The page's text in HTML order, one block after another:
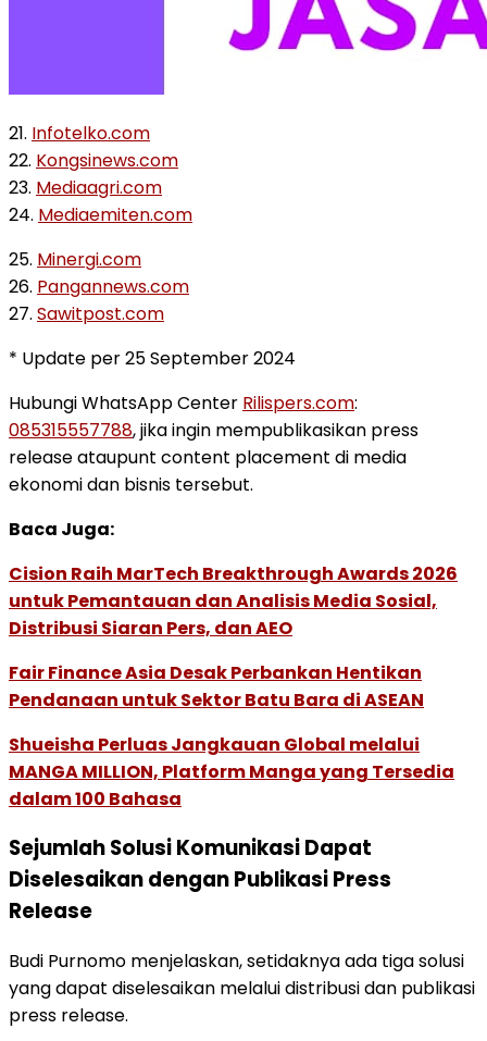
21. Infotelko.com
22. Kongsinews.com
23. Mediaagri.com
24. Mediaemiten.com
25. Minergi.com
26. Pangannews.com
27. Sawitpost.com
* Update per 25 September 2024
Hubungi WhatsApp Center Rilispers.com:
085315557788, jika ingin mempublikasikan press
release ataupunt content placement di media
ekonomi dan bisnis tersebut.
Baca Juga:
Cision Raih MarTech Breakthrough Awards 2026
untuk Pemantauan dan Analisis Media Sosial,
Distribusi Siaran Pers, dan AEO
Fair Finance Asia Desak Perbankan Hentikan
Pendanaan untuk Sektor Batu Bara di ASEAN
Shueisha Perluas Jangkauan Global melalui
MANGA MILLION, Platform Manga yang Tersedia
dalam 100 Bahasa
Sejumlah Solusi Komunikasi Dapat
Diselesaikan dengan Publikasi Press
Release
Budi Purnomo menjelaskan, setidaknya ada tiga solusi
yang dapat diselesaikan melalui distribusi dan publikasi
press release.